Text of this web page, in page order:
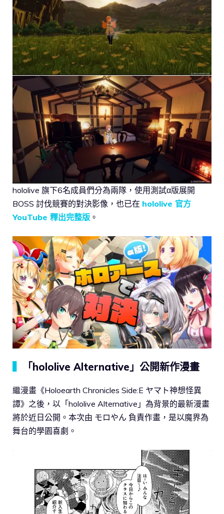
hololive 旗下6名成員們分為兩隊，使用測試α版展開
BOSS 討伐競賽的對決影像，也已在 hololive 官方
YouTube 釋出完整版 。
「hololive Alternative」公開新作漫畫
繼漫畫《Holoearth Chronicles Side:E ヤマト神想怪異
譚》之後，以「hololive Alternative」為背景的最新漫畫
將於近日公開。本次由 モロやん 負責作畫，是以魔界為
舞台的學園喜劇。